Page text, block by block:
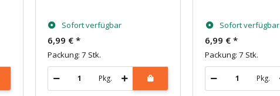
Sofort verfügbar
6,99 € *
Packung: 7 Stk.
Pkg.
Sofort verfügbar
6,99 €*
Packung: 7 Stk.
Pkg.